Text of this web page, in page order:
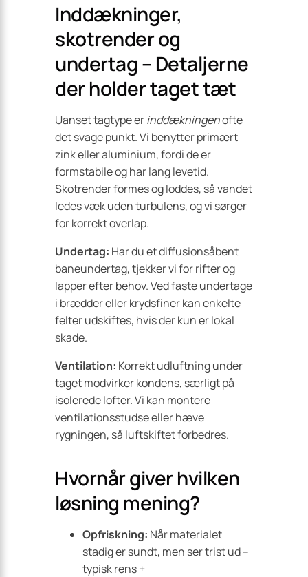
Inddækninger,
skotrender og
undertag – Detaljerne
der holder taget tæt
Uanset tagtype erinddækningenofte
det svage punkt. Vi benytter primært
zink eller aluminium, fordi de er
formstabile og har lang levetid.
Skotrender formes og loddes, så vandet
ledes væk uden turbulens, og vi sørger
for korrekt overlap.
Undertag: Har du et diffusionsåbent
baneundertag, tjekker vi for rifter og
lapper efter behov. Ved faste undertage
i brædder eller krydsfiner kan enkelte
felter udskiftes, hvis der kun er lokal
skade.
Ventilation: Korrekt udluftning under
taget modvirker kondens, særligt på
isolerede lofter. Vi kan montere
ventilationsstudse eller hæve
rygningen, så luftskiftet forbedres.
Hvornår giver hvilken
løsning mening?
Opfriskning: Når materialet
stadig er sundt, men ser trist ud –
typisk rens +